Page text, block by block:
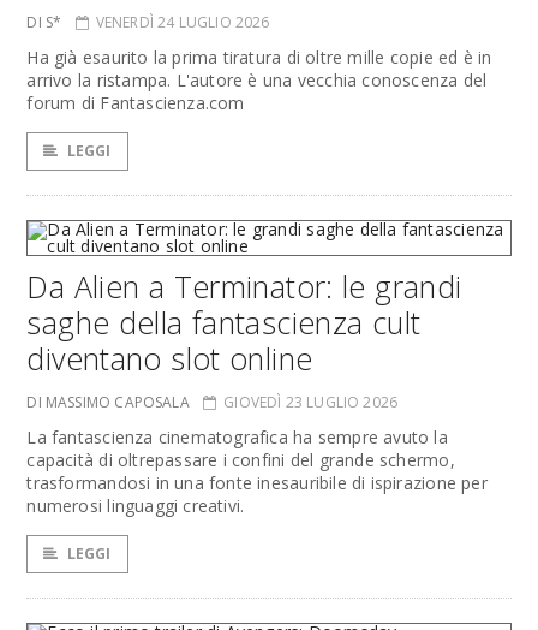
DI S* VENERDÌ 24 LUGLIO 2026
Ha già esaurito la prima tiratura di oltre mille copie ed è in
arrivo la ristampa. L'autore è una vecchia conoscenza del
forum di Fantascienza.com
LEGGI
Da Alien a Terminator: le grandi
saghe della fantascienza cult
diventano slot online
DI MASSIMO CAPOSALA GIOVEDÌ 23 LUGLIO 2026
La fantascienza cinematografica ha sempre avuto la
capacità di oltrepassare i confini del grande schermo,
trasformandosi in una fonte inesauribile di ispirazione per
numerosi linguaggi creativi.
LEGGI